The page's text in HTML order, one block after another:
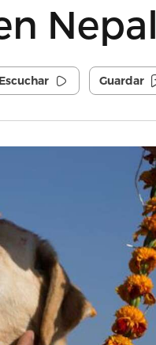
Nepal
Escuchar Guardar